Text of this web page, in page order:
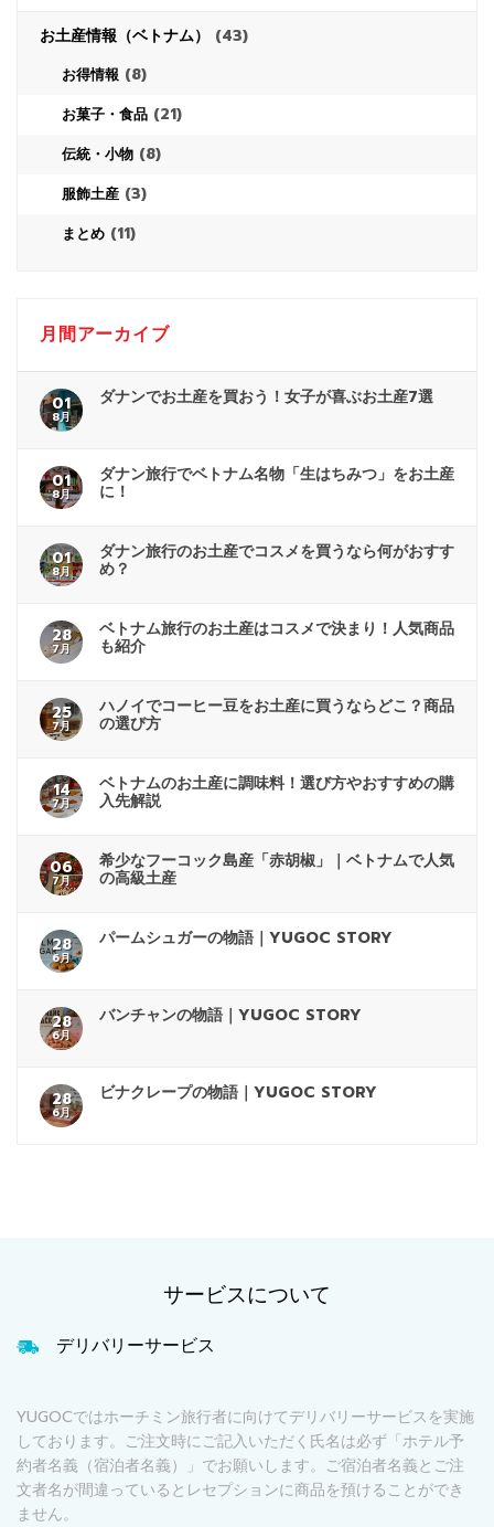
お土産情報（ベトナム） (43)
お得情報 (8)
お菓子・食品 (21)
伝統・小物 (8)
服飾土産 (3)
まとめ (11)
月間アーカイブ
01
8月
ダナンでお土産を買おう！女子が喜ぶお土産7選
01
8月
ダナン旅行でベトナム名物「生はちみつ」をお土産
に！
01
8月
ダナン旅行のお土産でコスメを買うなら何がおすす
め？
28
7月
ベトナム旅行のお土産はコスメで決まり！人気商品
も紹介
25
7月
ハノイでコーヒー豆をお土産に買うならどこ？商品
の選び方
14
7月
ベトナムのお土産に調味料！選び方やおすすめの購
入先解説
06
7月
希少なフーコック島産「赤胡椒」｜ベトナムで人気
の高級土産
28
6月
パームシュガーの物語｜YUGOC STORY
28
6月
バンチャンの物語｜YUGOC STORY
28
6月
ビナクレープの物語｜YUGOC STORY
サービスについて
デリバリーサービス
YUGOCではホーチミン旅行者に向けてデリバリーサービスを実施
しております。ご注文時にご記入いただく氏名は必ず「ホテル予
約者名義（宿泊者名義）」でお願いします。ご宿泊者名義とご注
文者名が間違っているとレセプションに商品を預けることができ
ません。